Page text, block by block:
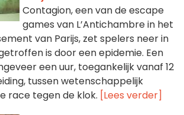
Contagion, een van de escape
games van L’Antichambre in het
van Parijs, zet spelers neer in
is door een epidemie. Een
een uur, toegankelijk vanaf 12
tussen wetenschappelijk
race tegen de klok. [Lees verder]